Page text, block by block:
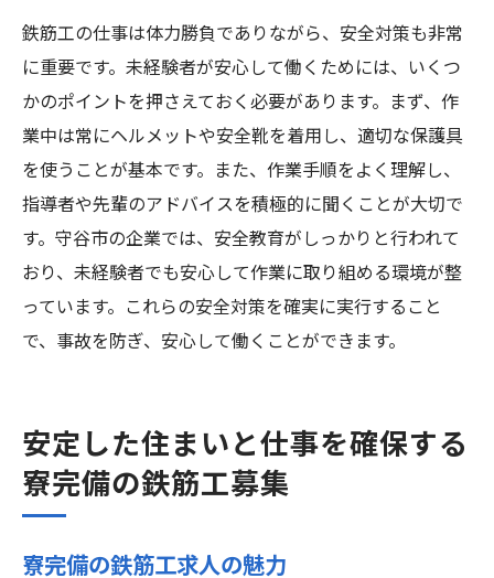
鉄筋工の仕事は体力勝負でありながら、安全対策も非常
に重要です。未経験者が安心して働くためには、いくつ
かのポイントを押さえておく必要があります。まず、作
業中は常にヘルメットや安全靴を着用し、適切な保護具
を使うことが基本です。また、作業手順をよく理解し、
指導者や先輩のアドバイスを積極的に聞くことが大切で
す。守谷市の企業では、安全教育がしっかりと行われて
おり、未経験者でも安心して作業に取り組める環境が整
っています。これらの安全対策を確実に実行すること
で、事故を防ぎ、安心して働くことができます。
安定した住まいと仕事を確保する
寮完備の鉄筋工募集
寮完備の鉄筋工求人の魅力